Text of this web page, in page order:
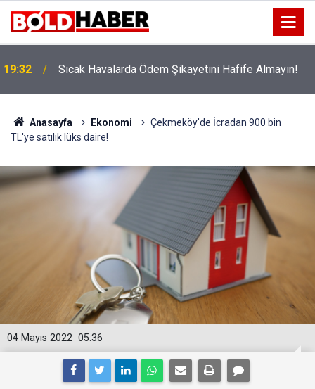
19:32 Sıcak Havalarda Ödem Şikayetini Hafife Almayın!
Anasayfa Ekonomi
Çekmeköy'de İcradan 900 bin
TL'ye satılık lüks daire!
05:36
04 Mayıs 2022